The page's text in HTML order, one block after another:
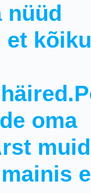
nüüd
et
oma